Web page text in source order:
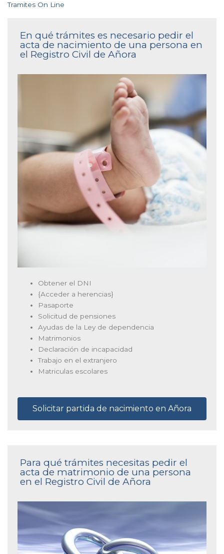
Tramites On Line
En qué trámites es necesario pedir el
acta de nacimiento de una persona en
el Registro Civil de Añora
Obtener el DNI
{Acceder a herencias}
Pasaporte
Solicitud de pensiones
Ayudas de la Ley de dependencia
Matrimonios
Declaración de incapacidad
Trabajo en el extranjero
Matriculas escolares
Solicitar partida de nacimiento en Añora
Para qué trámites necesitas pedir el
acta de matrimonio de una persona
en el Registro Civil de Añora